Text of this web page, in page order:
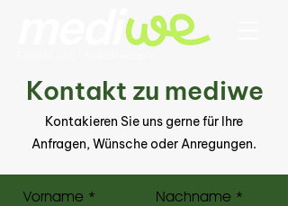
Kontakt zu mediwe
Kontakieren Sie uns gerne für Ihre
Anfragen, Wünsche oder Anregungen.
Vorname Nachname